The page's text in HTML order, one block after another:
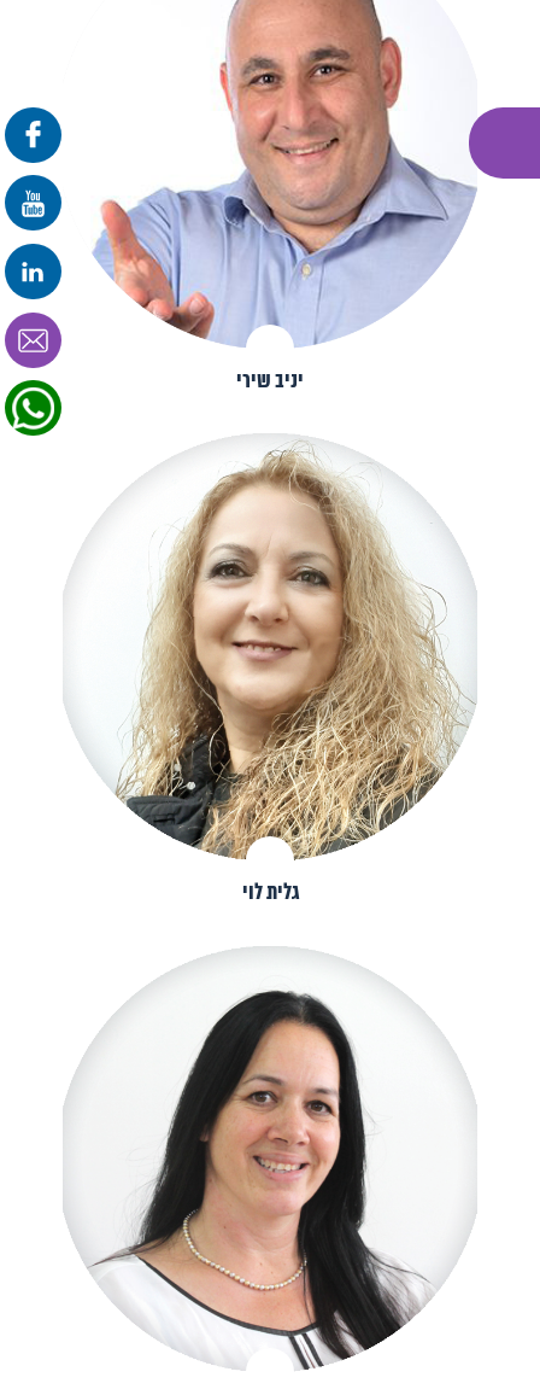
פרונטלי זום
יניב שירי
גלית לוי